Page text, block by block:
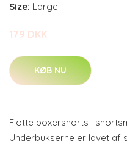
Size: Large
179 DKK
KØB NU
Flotte boxershorts i
Underbukserne er lavet